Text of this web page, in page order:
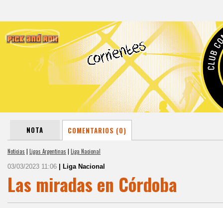
NOTA COMENTARIOS (0)
Noticias | Ligas Argentinas | Liga Nacional
03/03/2023 11:06 | Liga Nacional
Las miradas en Córdoba